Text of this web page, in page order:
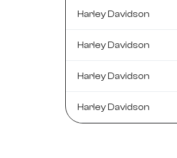
Harley Davidson
Harley Davidson
Harley Davidson
Harley Davidson